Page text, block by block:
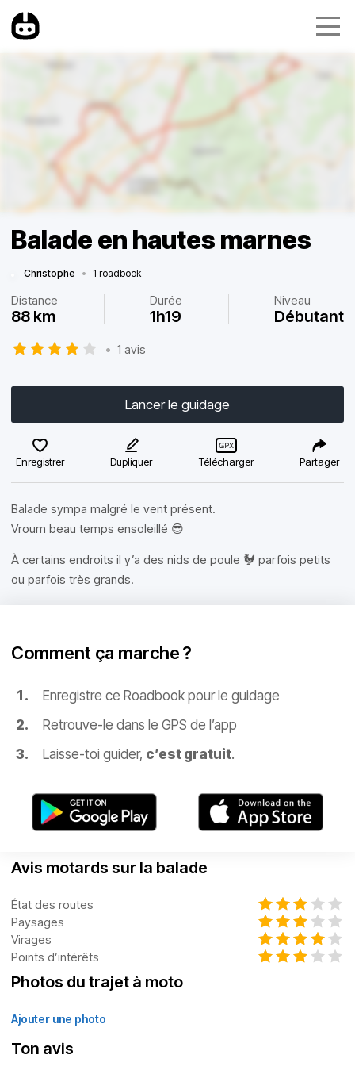
Balade en hautes marnes
Christophe • 1 roadbook
Distance
88 km
Durée
1h19
Niveau
Débutant
• 1 avis
Lancer le guidage
Enregistrer Dupliquer Télécharger Partager
Balade sympa malgré le vent présent.
Vroum beau temps ensoleillé 😎
À certains endroits il y’a des nids de poule 🐓 parfois petits
ou parfois très grands.
Comment ça marche ?
Enregistre ce Roadbook pour le guidage
Retrouve-le dans le GPS de l’app
Laisse-toi guider, c’est gratuit.
Avis motards sur la balade
État des routes
Paysages
Virages
Points d’intérêts
Photos du trajet à moto
Ajouter une photo
Ton avis